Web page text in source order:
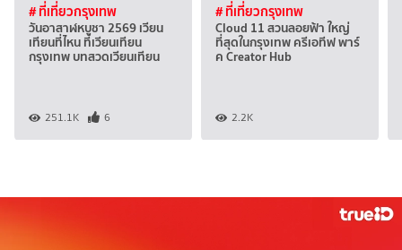
# ที่เที่ยวกรุงเทพ
วันอาสาฬหบูชา 2569 เวียน
เทียนที่ไหน ที่เวียนเทียน
กรุงเทพ บทสวดเวียนเทียน
251.1K 6
# ที่เที่ยวกรุงเทพ
Cloud 11 สวนลอยฟ้า ใหญ่
ที่สุดในกรุงเทพ ครีเอทีฟ พาร์
ค Creator Hub
2.2K